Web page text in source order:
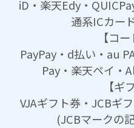
iD・楽天Edy・
通系ICカー
【コ
PayPay・d払い・au
Pay・楽天ペイ・
【ギ
VJAギフト券・JCBギ
(JCBマークの